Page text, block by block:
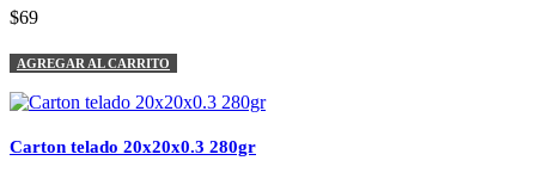
$69
AGREGAR AL CARRITO
Carton telado 20x20x0.3 280gr